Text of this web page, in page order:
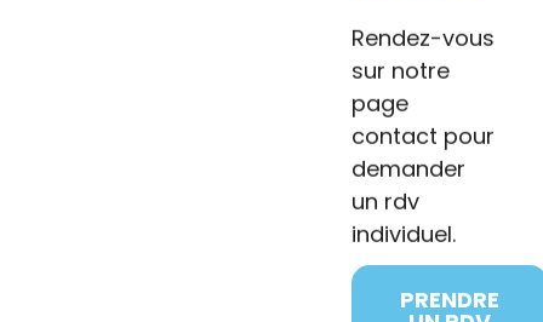
sur notre
page
contact pour
demander
un rdv
individuel.
UN RDV